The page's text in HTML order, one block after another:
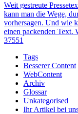
Weit gestreute
kann man die Wege,
vorhersagen. Und wie
einen packenden Text.
37551
Tags
Besserer Content
WebContent
Archiv
Glossar
Unkategorised
Ihr Artikel bei